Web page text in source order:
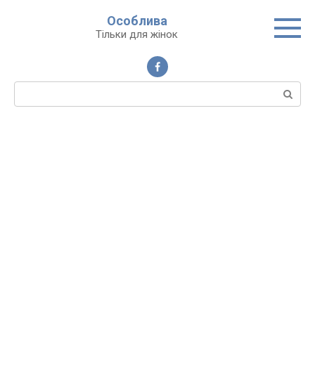
Особлива
Тільки для жінок
Пошук: